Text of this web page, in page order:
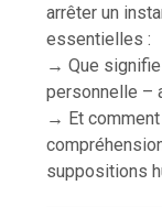
arrêter un
essentielles :
→ Que
personnelle –
→ Et
suppositions